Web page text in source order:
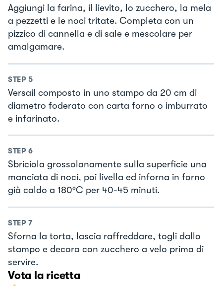
Aggiungi la farina, il lievito, lo zucchero, la mela
a pezzetti e le noci tritate. Completa con un
pizzico di cannella e di sale e mescolare per
amalgamare.
STEP 5
Versail composto in uno stampo da 20 cm di
diametro foderato con carta forno o imburrato
e infarinato.
STEP 6
Sbriciola grossolanamente sulla superficie una
manciata di noci, poi livella ed inforna in forno
già caldo a 180°C per 40-45 minuti.
STEP 7
Sforna la torta, lascia raffreddare, togli dallo
stampo e decora con zucchero a velo prima di
servire.
Vota la ricetta